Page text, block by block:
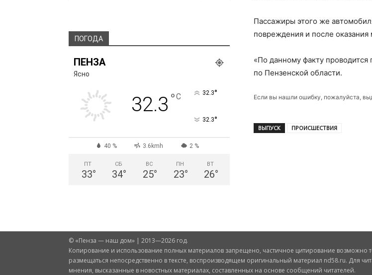
Пассажиры этого же
повреждения и после
«По данному факту
по Пензенской области.
Если вы нашли ошибку, пожалуйста,
ВЫПУСК ПРОИСШЕСТВИЯ
ПОГОДА
ПЕНЗА
Ясно
32.3 °C 32.3°
32.3°
40 % 3.6kmh 2 %
ПТ
33°
СБ
34°
ВС
25°
ПН
23°
ВТ
26°
© «Пенза — наш дом» | 2013—2026 год.
Копирование и использование полных материалов запрещено, частичное цитирование возможно
размещаться непосредственно в тексте, воспроизводящем оригинальный материал nd58.ru. Для
мнения, высказанные в новостных материалах, составленных на основе сообщений читателей.